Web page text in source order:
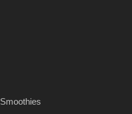
Smoothies